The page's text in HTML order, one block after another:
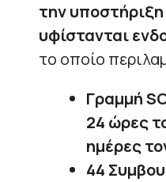
την
υφίστανται
το οποίο
Γραμμή
24 ώρες
ημέρες
44